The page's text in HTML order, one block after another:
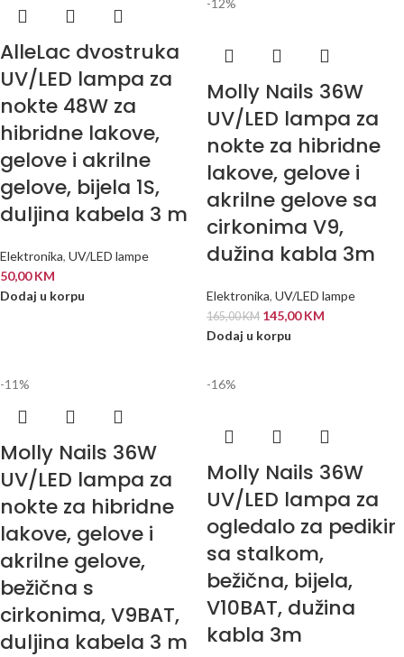
AlleLac dvostruka
UV/LED lampa za
nokte 48W za
hibridne lakove,
gelove i akrilne
gelove, bijela 1S,
duljina kabela 3 m
Elektronika, UV/LED lampe
50,00KM
Dodaj u korpu
-12%
Molly Nails 36W
UV/LED lampa za
nokte za hibridne
lakove, gelove i
akrilne gelove sa
cirkonima V9,
dužina kabla 3m
Elektronika, UV/LED lampe
165,00KM 145,00KM
Dodaj u korpu
-11%
Molly Nails 36W
UV/LED lampa za
nokte za hibridne
lakove, gelove i
akrilne gelove,
bežična s
cirkonima, V9BAT,
duljina kabela 3 m
-16%
Molly Nails 36W
UV/LED lampa za
ogledalo za pedikir
sa stalkom,
bežična, bijela,
V10BAT, dužina
kabla 3m